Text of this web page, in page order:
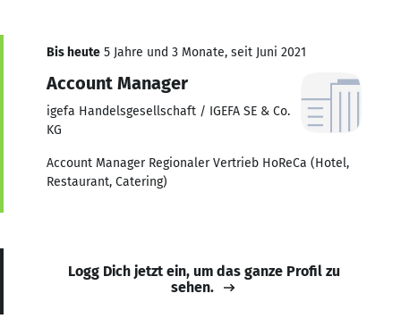
Bis heute 5 Jahre und 3 Monate, seit Juni 2021
Account Manager
igefa Handelsgesellschaft / IGEFA SE & Co.
KG
Account Manager Regionaler Vertrieb HoReCa (Hotel,
Restaurant, Catering)
Logg Dich jetzt ein, um das ganze Profil zu
sehen.